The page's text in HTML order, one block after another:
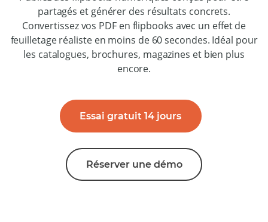
partagés et générer des résultats concrets.
Convertissez vos PDF en flipbooks avec un effet de
feuilletage réaliste en moins de 60 secondes. Idéal pour
les catalogues, brochures, magazines et bien plus
encore.
Essai gratuit 14 jours
Réserver une démo